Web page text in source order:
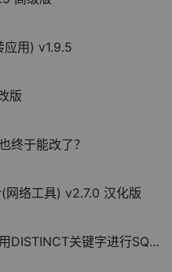
用) v1.9.5
版
终于能改了？
络工具) v2.7.0 汉化版
关键字进行SQL去重查询